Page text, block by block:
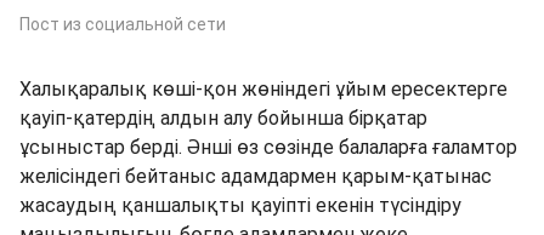
Пост из социальной сети
Халықаралық көші-қон жөніндегі ұйым ересектерге
қауіп-қатердің алдын алу бойынша бірқатар
ұсыныстар берді. Әнші өз сөзінде балаларға ғаламтор
желісіндегі бейтаныс адамдармен қарым-қатынас
жасаудың қаншалықты қауіпті екенін түсіндіру